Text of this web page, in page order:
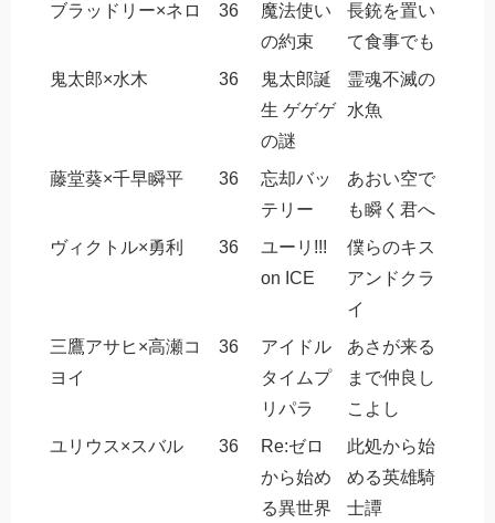
ブラッドリー×ネロ
36
魔法使い
の約束
長銃を置い
て食事でも
鬼太郎×水木
36
鬼太郎誕
生 ゲゲゲ
の謎
霊魂不滅の
水魚
藤堂葵×千早瞬平 36
忘却バッ
テリー
あおい空で
も瞬く君へ
ヴィクトル×勇利
36
ユーリ!!!
on ICE
僕らのキス
アンドクラ
イ
三鷹アサヒ×高瀬コ
ヨイ
36
アイドル
タイムプ
リパラ
あさが来る
まで仲良し
こよし
ユリウス×スバル
36
Re:ゼロ
から始め
る異世界
此処から始
める英雄騎
士譚